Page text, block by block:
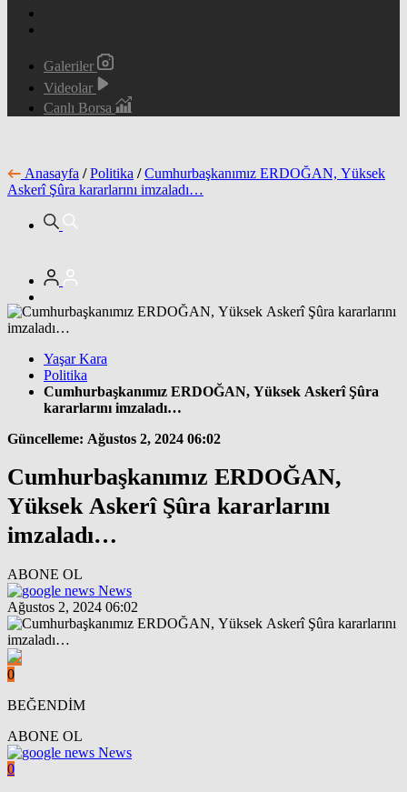
Galeriler
Videolar
Canlı Borsa
Anasayfa / Politika / Cumhurbaşkanımız ERDOĞAN, Yüksek
Askerî Şûra kararlarını imzaladı…
Yaşar Kara
Politika
Cumhurbaşkanımız ERDOĞAN, Yüksek Askerî Şûra
kararlarını imzaladı…
Güncelleme: Ağustos 2, 2024 06:02
Cumhurbaşkanımız ERDOĞAN,
Yüksek Askerî Şûra kararlarını
imzaladı…
ABONE OL
News
Ağustos 2, 2024 06:02
0
BEĞENDİM
ABONE OL
News
0